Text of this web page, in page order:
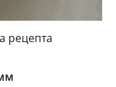
рецепта